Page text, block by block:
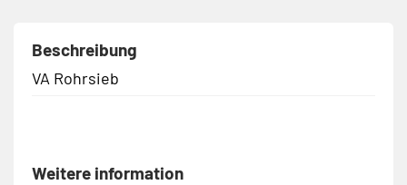
Beschreibung
VA Rohrsieb
Weitere information